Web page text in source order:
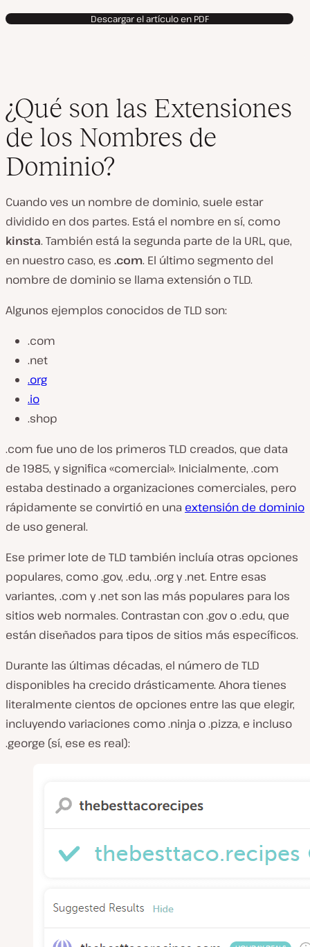
Descargar el artículo en PDF
¿Qué son las Extensiones
de los Nombres de
Dominio?
Cuando ves un nombre de dominio, suele estar
dividido en dos partes. Está el nombre en sí, como
kinsta. También está la segunda parte de la URL, que,
en nuestro caso, es .com. El último segmento del
nombre de dominio se llama extensión o TLD.
Algunos ejemplos conocidos de TLD son:
.com
.net
.org
.io
.shop
.com fue uno de los primeros TLD creados, que data
de 1985, y significa «comercial». Inicialmente, .com
estaba destinado a organizaciones comerciales, pero
rápidamente se convirtió en una extensión de dominio
de uso general.
Ese primer lote de TLD también incluía otras opciones
populares, como .gov, .edu, .org y .net. Entre esas
variantes, .com y .net son las más populares para los
sitios web normales. Contrastan con .gov o .edu, que
están diseñados para tipos de sitios más específicos.
Durante las últimas décadas, el número de TLD
disponibles ha crecido drásticamente. Ahora tienes
literalmente cientos de opciones entre las que elegir,
incluyendo variaciones como .ninja o .pizza, e incluso
.george (sí, ese es real):